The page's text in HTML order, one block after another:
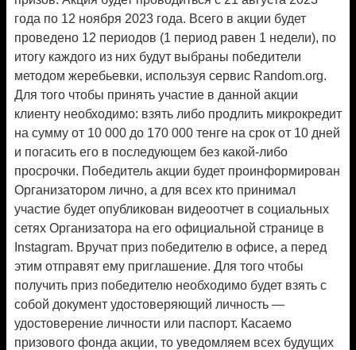
года по 12 ноября 2023 года. Всего в акции будет
проведено 12 периодов (1 период равен 1 недели), по
итогу каждого из них будут выбраны победители
методом жеребьевки, используя сервис Random.org.
Для того чтобы принять участие в данной акции
клиенту необходимо: взять либо продлить микрокредит
на сумму от 10 000 до 170 000 тенге на срок от 10 дней
и погасить его в последующем без какой-либо
просрочки. Победитель акции будет проинформирован
Организатором лично, а для всех кто принимал
участие будет опубликован видеоотчет в социальных
сетях Организатора на его официальной странице в
Instagram. Вручат приз победителю в офисе, а перед
этим отправят ему приглашение. Для того чтобы
получить приз победителю необходимо будет взять с
собой документ удостоверяющий личность —
удостоверение личности или паспорт. Касаемо
призового фонда акции, то уведомляем всех будущих